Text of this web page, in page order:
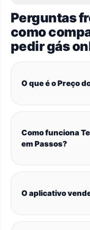
Perguntas
como
pedir gás
O que é o Preço
Como funciona
em Passos?
O aplicativo